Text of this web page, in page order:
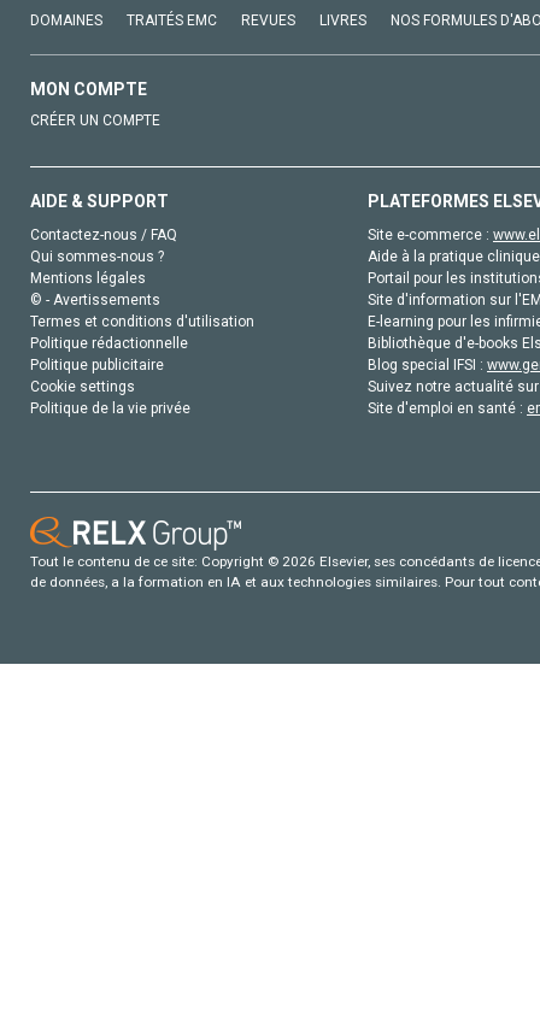
DOMAINES TRAITÉS EMC REVUES LIVRES NOS FORMULES
MON COMPTE
CRÉER UN COMPTE
AIDE & SUPPORT
Contactez-nous / FAQ
Qui sommes-nous ?
Mentions légales
© - Avertissements
Termes et conditions d'utilisation
Politique rédactionnelle
Politique publicitaire
Cookie settings
Politique de la vie privée
PLATEFORMES
Site e-commerce :
Aide à la pratique
Portail pour les
Site d'information sur
E-learning pour les
Bibliothèque d'e-books
Blog special IFSI :
Suivez notre actualité
Site d'emploi en santé :
Tout le contenu de ce site: Copyright © 2026 Elsevier, ses concédants de
de données, a la formation en IA et aux technologies similaires. Pour tout